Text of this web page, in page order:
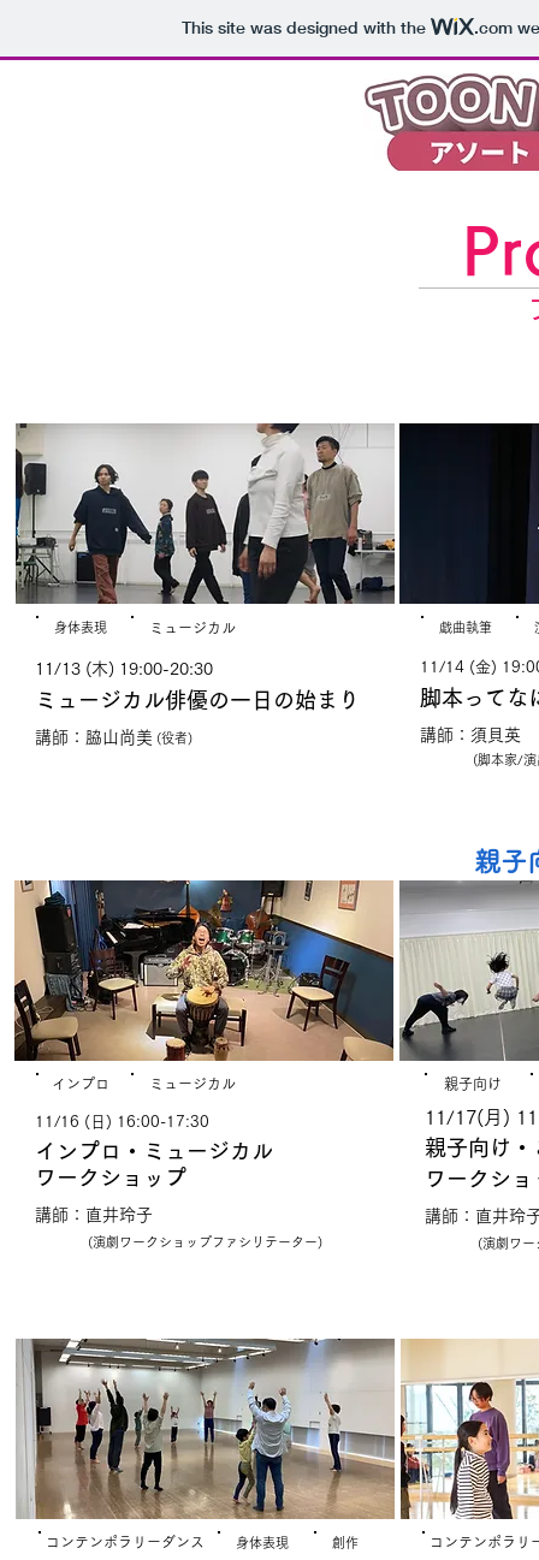
This site was designed with the .com
​身体表現
11/13 (木) 19:00-20:30
ミュージカル俳優の一日の始まり
講師：脇山尚美 (役者)
​ミュージカル ​戯曲執筆
11/14 (金)
脚本ってな
講師：須貝英
(脚本家/演出家
​インプロ ​ミュージカル
11/16 (日) 16:00-17:30
インプロ・ミュージカル
ワークショップ
講師：直井玲子
(演劇ワークショップファシリテーター)
親子
​親子向け
11/17(月)
親子向け
ワークショ
講師：直井玲
(演劇ワークシ
​コンテンポラリーダンス ​身体表現 創作 コンテンポラリ